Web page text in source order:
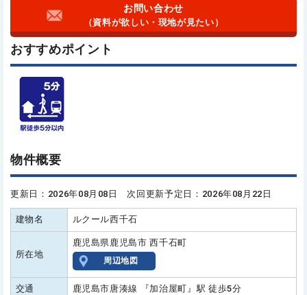
お問い合わせ
（資料が欲しい・現地が見たい）
おすすめポイント
物件概要
更新日：2026年08月08日 次回更新予定日：2026年08月22日
建物名 ルクール西千石
所在地
鹿児島県鹿児島市 西千石町
周辺地図
交通 鹿児島市唐湊線 『加治屋町』駅 徒歩5分